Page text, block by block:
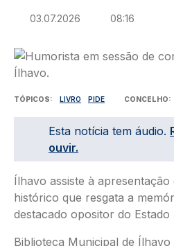
03.07.2026 08:16
Imagem
TÓPICOS LIVRO PIDE CONCELHO
Esta notícia tem áudio.
ouvir.
Ílhavo assiste à
histórico que resgata a
destacado opositor do Estado
Biblioteca Municipal de